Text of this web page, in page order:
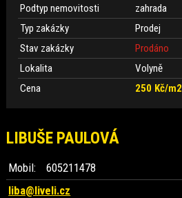
Podtyp nemovitosti
zahrada
Typ zakázky
Prodej
Stav zakázky
Prodáno
Lokalita
Volyně
Cena
250 Kč/m2
LIBUŠE PAULOVÁ
Mobil:
605211478
liba@liveli.cz